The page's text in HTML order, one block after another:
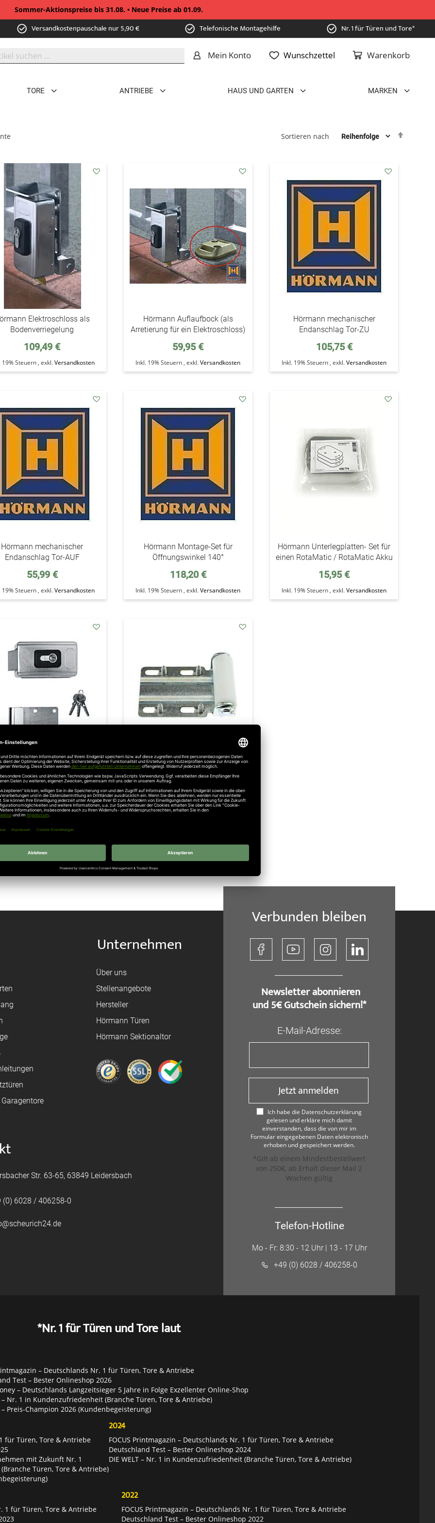
Sommer-Aktionspreise bis 31.08. • Neue Preise ab 01.09.
Versandkostenpauschale nur 5,90 € Telefonische Montagehilfe Nr. 1 für Türen und Tore*
Warenkorb
Mein Konto Wunschzettel
TORE ANTRIEBE HAUS UND GARTEN MARKEN
Sortieren nach
Wunschzettel
Elektroschloss als
Bodenverriegelung
109,49 €
19% Steuern , exkl.Versandkosten
den
Wunschzettel
Hörmann Auflaufbock (als
Arretierung für ein Elektroschloss)
59,95 €
Inkl. 19% Steuern ,exkl.Versandkosten
Hörmann mechanischer
Endanschlag Tor-ZU
105,75 €
Inkl. 19% Steuern ,exkl.Versandkosten
Hörmann mechanischer
Endanschlag Tor-AUF
55,99 €
19% Steuern , exkl.Versandkosten
Hörmann Montage-Set für
Öffnungswinkel 140°
118,20 €
Inkl. 19% Steuern ,exkl.Versandkosten
Hörmann Unterlegplatten- Set für
einen RotaMatic / RotaMatic Akku
15,95 €
Inkl. 19% Steuern ,exkl.Versandkosten
Elektroschloss als
Pfeilerverriegelung
116,95 €
19% Steuern,exkl.
Hörmann Anschlagwinkel für
Drehtore, mit Anschlagrolle für
Auflaufbock
29,95 €
Unternehmen
Über uns
Stellenangebote
Hersteller
Hörmann Türen
Hörmann Sektionaltor
Str. 63-65, 63849 Leidersbach
(0) 6028 / 406258-0
Verbunden bleiben
​ Newsletter abonnieren
und 5€ Gutschein sichern!*
E-Mail-Adresse:
Jetzt anmelden
Ich habe die Datenschutzerklärung
gelesen und erkläre mich damit
einverstanden, dass die von mir im
Formular eingegebenen Daten elektronisch
erhoben und gespeichert werden.
*Gilt ab einem Mindestbestellwert
von 250€, ab Erhalt dieser Mail 2
Wochen gültig
Telefon-Hotline
Mo - Fr: 8:30 - 12 Uhr | 13 - 17 Uhr
+49 (0) 6028 / 406258-0
*Nr. 1 für Türen und Tore laut
– Deutschlands Nr. 1 für Türen, Tore & Antriebe
Test – Bester Onlineshop 2026
– Deutschlands Langzeitsieger 5 Jahre in Folge Exzellenter Online-Shop
– Nr. 1 in Kundenzufriedenheit (Branche Türen, Tore & Antriebe)
– Preis-Champion 2026 (Kundenbegeisterung)
für Türen, Tore & Antriebe
mit Zukunft Nr. 1
Türen, Tore & Antriebe)
2024
FOCUS Printmagazin – Deutschlands Nr. 1 für Türen, Tore & Antriebe
Deutschland Test – Bester Onlineshop 2024
DIE WELT – Nr. 1 in Kundenzufriedenheit (Branche Türen, Tore & Antriebe)
1 für Türen, Tore & Antriebe
2022
FOCUS Printmagazin – Deutschlands Nr. 1 für Türen, Tore & Antriebe
Deutschland Test – Bester Onlineshop 2022